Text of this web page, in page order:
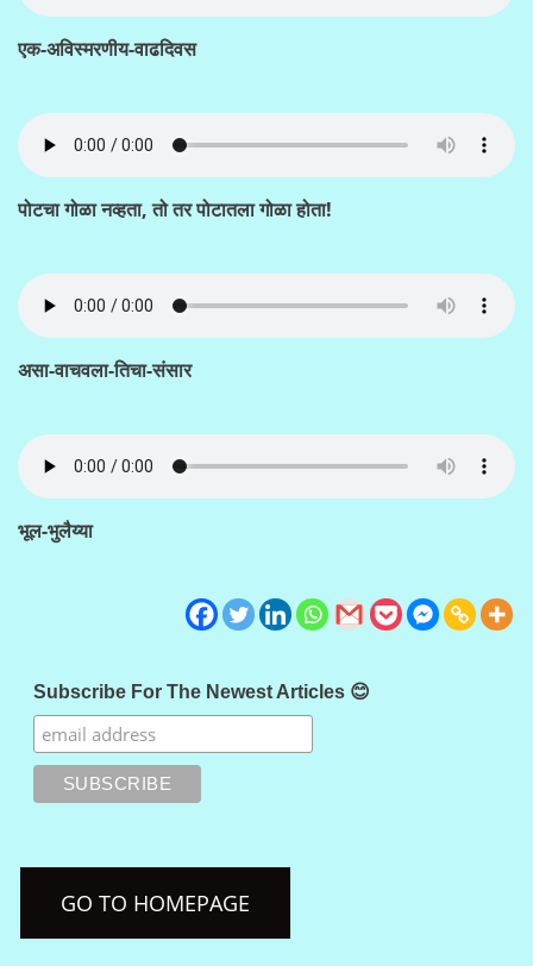
एक-अविस्मरणीय-वाढदिवस
पोटचा गोळा नव्हता, तो तर पोटातला गोळा होता!
असा-वाचवला-तिचा-संसार
भूल-भुलैय्या
Subscribe For The Newest Articles 😊
GO TO HOMEPAGE